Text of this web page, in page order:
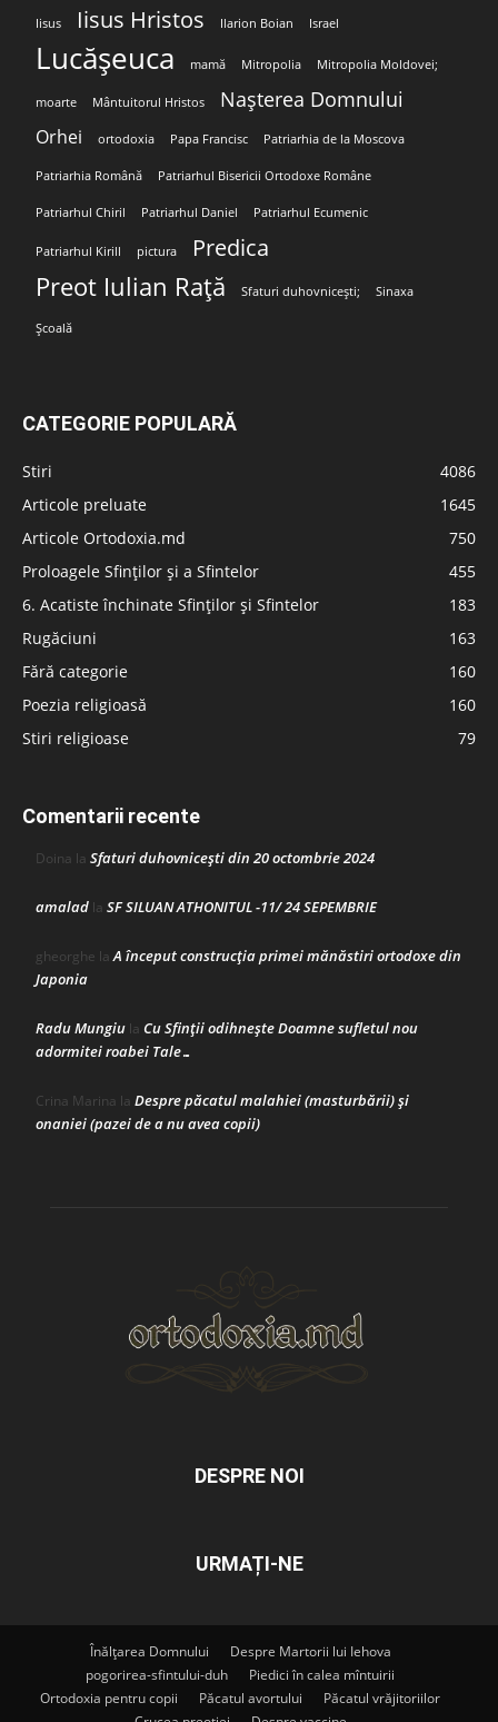
Iisus Iisus Hristos Ilarion Boian Israel
Lucășeuca mamă Mitropolia Mitropolia Moldovei;
moarte Mântuitorul Hristos Nașterea Domnului
Orhei ortodoxia Papa Francisc Patriarhia de la Moscova
Patriarhia Română Patriarhul Bisericii Ortodoxe Române
Patriarhul Chiril Patriarhul Daniel Patriarhul Ecumenic
Patriarhul Kirill pictura Predica
Preot Iulian Rață Sfaturi duhovnicești; Sinaxa
Școală
CATEGORIE POPULARĂ
Stiri
4086
Articole preluate
1645
Articole Ortodoxia.md
750
Proloagele Sfinților și a Sfintelor
455
6. Acatiste închinate Sfinților și Sfintelor
183
Rugăciuni
163
Fără categorie
160
Poezia religioasă
160
Stiri religioase
79
Comentarii recente
Doina la Sfaturi duhovnicești din 20 octombrie 2024
amalad la SF SILUAN ATHONITUL -11/ 24 SEPEMBRIE
gheorghe laA început construcţia primei mănăstiri ortodoxe din
Japonia
Radu Mungiu la Cu Sfinții odihnește Doamne sufletul nou
adormitei roabei Tale…
Crina Marina la Despre păcatul malahiei (masturbării) şi
onaniei (pazei de a nu avea copii)
DESPRE NOI
URMAȚI-NE
Înălțarea Domnului
Despre Martorii lui Iehova
pogorirea-sfintului-duh
Piedici în calea mîntuirii
Ortodoxia pentru copii
Păcatul avortului
Păcatul vrăjitoriilor